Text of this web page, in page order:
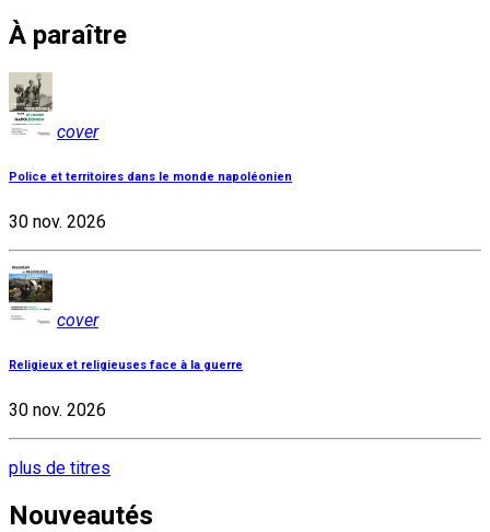
À paraître
cover
Police et territoires dans le monde napoléonien
30 nov. 2026
cover
Religieux et religieuses face à la guerre
30 nov. 2026
plus de titres
Nouveautés